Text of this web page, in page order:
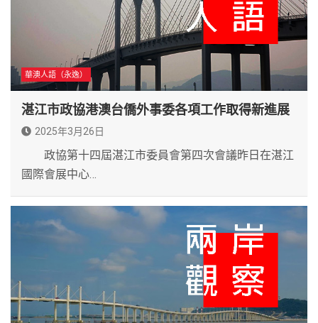
華澳人語（永逸）
湛江市政協港澳台僑外事委各項工作取得新進展
2025年3月26日
政協第十四屆湛江市委員會第四次會議昨日在湛江
國際會展中心…